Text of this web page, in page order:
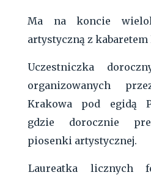
Ma na koncie
artystyczną z kabaretem
Uczestniczka
organizowanych
Krakowa pod egidą
gdzie dorocznie
piosenki artystycznej.
Laureatka licznych